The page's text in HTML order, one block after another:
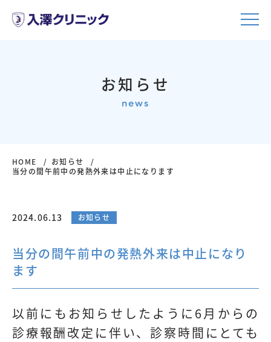
お知らせ
news
HOME
お知らせ
当分の間午前中の発熱外来は中止になります
2024.06.13 お知らせ
当分の間午前中の発熱外来は中止になり
ます
以前にもお知らせしたように6月からの
診療報酬改定に伴い、診察時間にとても